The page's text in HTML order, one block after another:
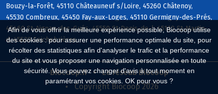
Afin de vous offrir la meilleure expérience possible, Biocoop utilise
des cookies : pour assurer une performance optimale du site, pour
récolter des statistiques afin d'analyser le trafic et la performance
du site et vous proposer une navigation personnalisée en toute
sécurité. Vous pouvez changer d'avis à tout moment en
paramétrant vos cookies. OK pour vous ?
Bouzy-la-Forêt, 45110 Châteauneuf s/Loire, 45260 Châtenoy,
45530 Combreux, 45450 Fay-aux-Loges, 45110 Germigny-des-Prés,
45460 St-Aignan-des-Gués, 45550 St-Denis-de-l, 45110 St-Martin-
d, 45530 Seichebrières
Biocoop.fr
Le réseau Biocoop
Copyright Biocoop 2026